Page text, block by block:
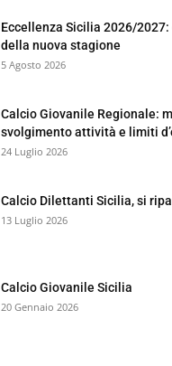
Eccellenza Sicilia 2026/
della nuova stagione
5 Agosto 2026
Calcio Giovanile Regionale:
svolgimento attività e limiti
24 Luglio 2026
Calcio Dilettanti Sicilia, si
13 Luglio 2026
Calcio Giovanile Sicilia
20 Gennaio 2026